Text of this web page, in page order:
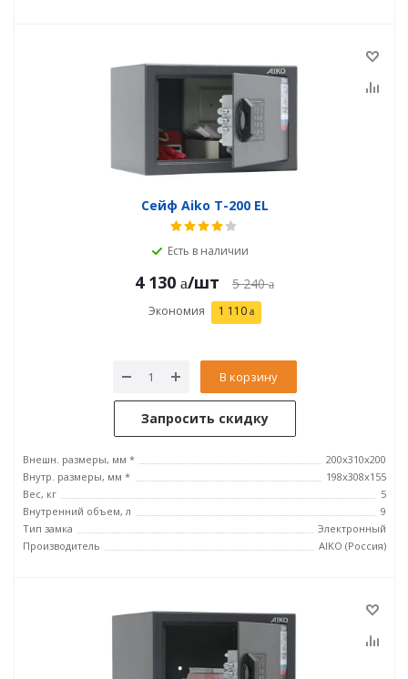
Сейф Aiko T-200 EL
Есть в наличии
4 130 /шт 5 240
Экономия 1 110
В корзину
Запросить скидку
Внешн. размеры, мм *
200x310x200
Внутр. размеры, мм *
198x308x155
Вес, кг
5
Внутренний объем, л
9
Тип замка
Электронный
Производитель
AIKO (Россия)